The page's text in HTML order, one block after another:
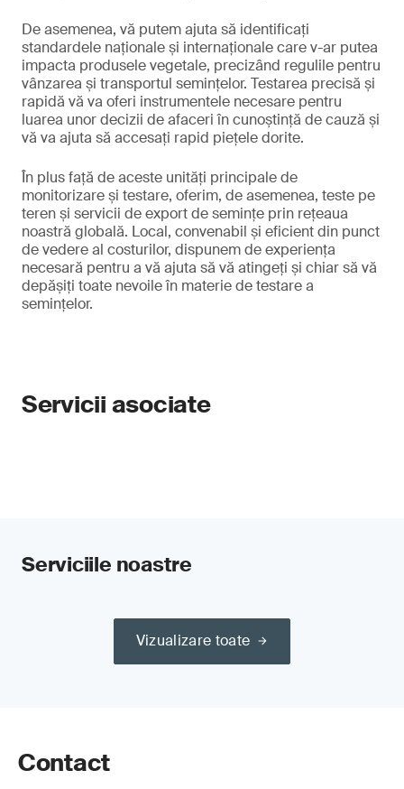
De asemenea, vă putem ajuta să identificați
standardele naționale și internaționale care v-ar putea
impacta produsele vegetale, precizând regulile pentru
vânzarea și transportul semințelor. Testarea precisă și
rapidă vă va oferi instrumentele necesare pentru
luarea unor decizii de afaceri în cunoștință de cauză și
vă va ajuta să accesați rapid piețele dorite.
În plus față de aceste unități principale de
monitorizare și testare, oferim, de asemenea, teste pe
teren și servicii de export de semințe prin rețeaua
noastră globală. Local, convenabil și eficient din punct
de vedere al costurilor, dispunem de experiența
necesară pentru a vă ajuta să vă atingeți și chiar să vă
depășiți toate nevoile în materie de testare a
semințelor.
Servicii asociate
Serviciile noastre
Vizualizare toate
Contact